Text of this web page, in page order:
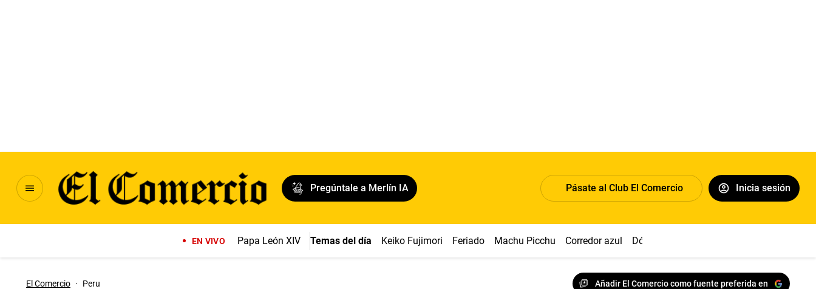
Pregúntale a Merlín IA Pásate al Club El Comercio Inicia sesión
EN VIVO Papa León XIV Temas del día Keiko Fujimori Feriado Machu Picchu Corredor azul Dólar
El Comercio · Peru Añadir El Comercio como fuente preferida en